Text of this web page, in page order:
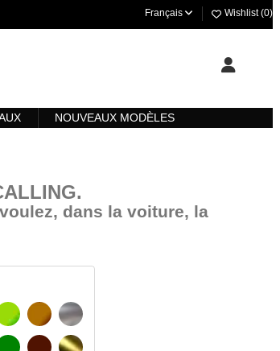
Français Wishlist (0)
NOUVEAUX MODÈLES
.
dans la voiture, la
CLAIR
VERT CLAIR
VERT
NOISETTE
BRUN FONCÉ
ARGENT
OR